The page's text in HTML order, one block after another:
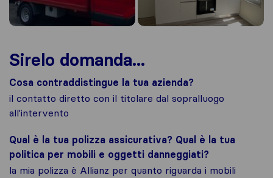
Sirelo domanda...
Cosa contraddistingue la tua azienda?
il contatto diretto con il titolare dal sopralluogo
all'intervento
Qual è la tua polizza assicurativa? Qual è la tua
politica per mobili e oggetti danneggiati?
la mia polizza è Allianz per quanto riguarda i mobili